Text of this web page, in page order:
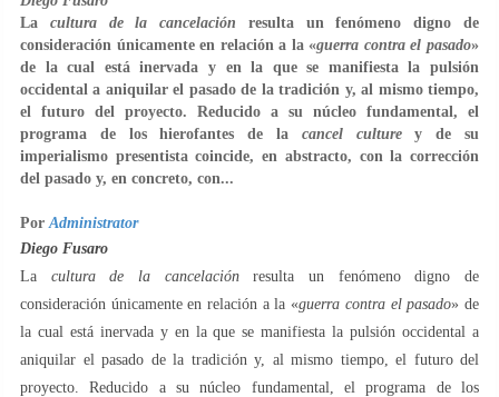
La cultura de la cancelación resulta un fenómeno digno de
consideración únicamente en relación a la «guerra contra el pasado»
de la cual está inervada y en la que se manifiesta la pulsión
occidental a aniquilar el pasado de la tradición y, al mismo tiempo,
el futuro del proyecto. Reducido a su núcleo fundamental, el
programa de los hierofantes de la cancel culturey de su
imperialismo presentista coincide, en abstracto, con la corrección
del pasado y, en concreto, con...
Por Administrator
Diego Fusaro
La cultura de la cancelaciónresulta un fenómeno digno de
consideración únicamente en relación a la «guerra contra el pasado» de
la cual está inervada y en la que se manifiesta la pulsión occidental a
aniquilar el pasado de la tradición y, al mismo tiempo, el futuro del
proyecto. Reducido a su núcleo fundamental, el programa de los